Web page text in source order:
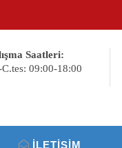
Saatleri:
C.tes: 09:00-18:00
İLETIŞIM